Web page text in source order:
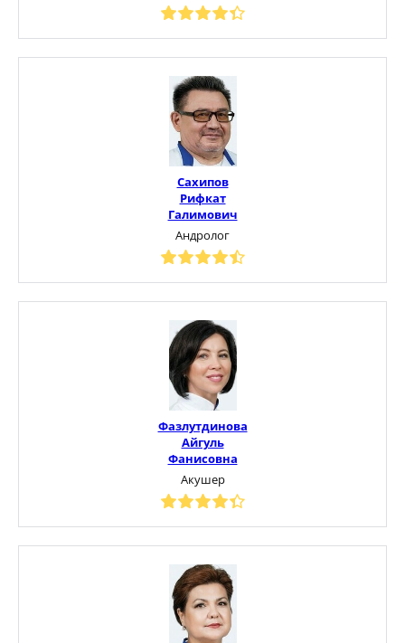
Сахипов
Рифкат
Галимович
Андролог
Фазлутдинова
Айгуль
Фанисовна
Акушер